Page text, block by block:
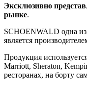
Эксклюзивно
рынке.
SCHOENWALD одна
является
Продукция
Marriott, Sheraton,
ресторанах, на борту